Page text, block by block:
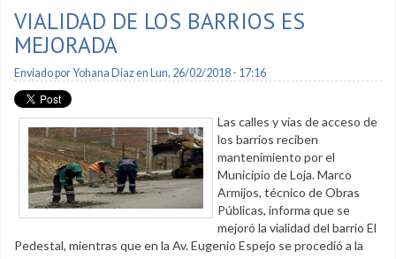
VIALIDAD DE LOS BARRIOS ES
MEJORADA
Enviado porYohana Diazen Lun, 26/02/2018 - 17:16
Las calles y vías de acceso de
los barrios reciben
mantenimiento por el
Municipio de Loja. Marco
Armijos, técnico de Obras
Públicas, informa que se
mejoró la vialidad del barrio El
Pedestal, mientras que en la Av. Eugenio Espejo se procedió a la